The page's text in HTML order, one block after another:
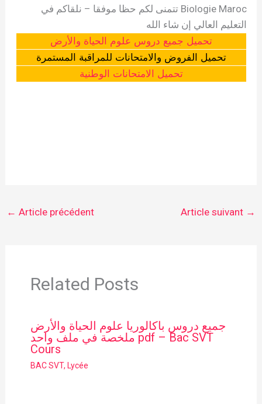
Biologie Maroc تتمنى لكم حظا موفقا – نلقاكم في
التعليم العالي إن شاء الله
تحميل جميع دروس علوم الحياة والأرض
تحميل الفروض والامتحانات للمراقبة المستمرة
تحميل الامتحانات الوطنية
← Article précédent Article suivant →
Related Posts
جميع دروس باكالوريا علوم الحياة والأرض
ملخصة في ملف واحد pdf – Bac SVT
Cours
BAC SVT, Lycée